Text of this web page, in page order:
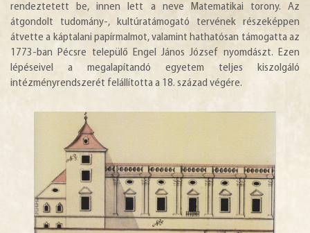
rendeztetett be, innen lett a neve Matematikai torony. Az
átgondolt tudomány-, kultúratámogató tervének részeképpen
átvette a káptalani papírmalmot, valamint hathatósan támogatta az
1773-ban Pécsre települő Engel János József nyomdászt. Ezen
lépéseivel a megalapítandó egyetem teljes kiszolgáló
intézményrendszerét felállította a 18. század végére.